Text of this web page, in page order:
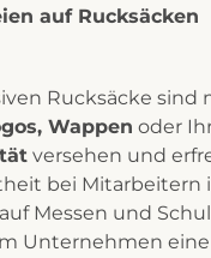
auf Rucksäcken
Rucksäcke sind
Wappen oder
versehen und
bei Mitarbeitern
Messen und
Unternehmen